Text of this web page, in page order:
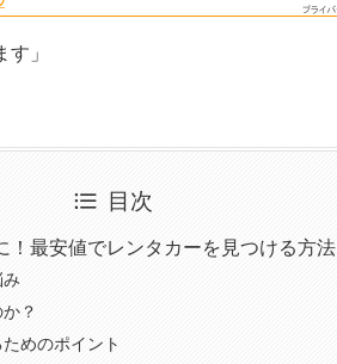
」
目次
！最安値でレンタカーを見つける方法
み
？
めのポイント